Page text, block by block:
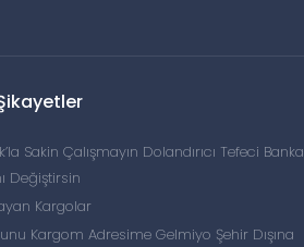
Sakin Çalışmayın Dolandırıcı Tefeci Banka
Değiştirsin
Kargolar
Kargom Adresime Gelmiyo Şehir Dışına